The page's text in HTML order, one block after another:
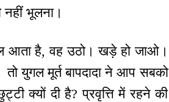
भूलना।
आता है, वह उठो। खड़े हो जाओ।
युगल मूर्त बापदादा ने आप सबको
क्यों दी है? प्रवृत्ति में रहने की